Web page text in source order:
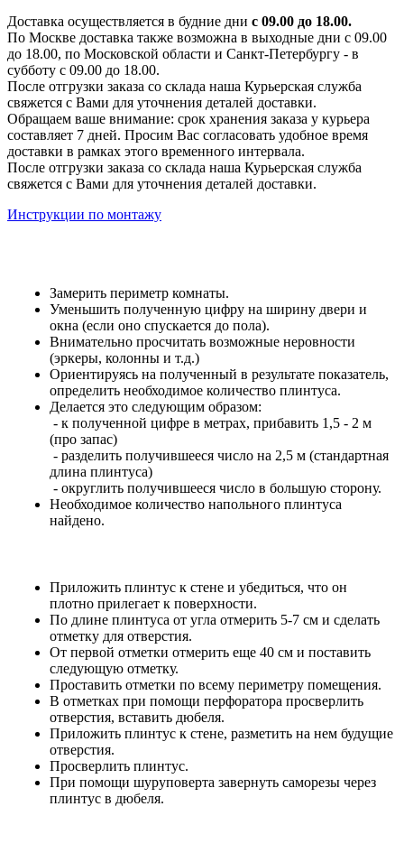
Доставка осуществляется в будние дни с 09.00 до 18.00.
По Москве доставка также возможна в выходные дни с 09.00
до 18.00, по Московской области и Санкт-Петербургу - в
субботу с 09.00 до 18.00.
После отгрузки заказа со склада наша Курьерская служба
свяжется с Вами для уточнения деталей доставки.
Обращаем ваше внимание: срок хранения заказа у курьера
составляет 7 дней. Просим Вас согласовать удобное время
доставки в рамках этого временного интервала.
После отгрузки заказа со склада наша Курьерская служба
свяжется с Вами для уточнения деталей доставки.
Инструкции по монтажу
Замерить периметр комнаты.
Уменьшить полученную цифру на ширину двери и
окна (если оно спускается до пола).
Внимательно просчитать возможные неровности
(эркеры, колонны и т.д.)
Ориентируясь на полученный в результате показатель,
определить необходимое количество плинтуса.
Делается это следующим образом:
- к полученной цифре в метрах, прибавить 1,5 - 2 м
(про запас)
- разделить получившееся число на 2,5 м (стандартная
длина плинтуса)
- округлить получившееся число в большую сторону.
Необходимое количество напольного плинтуса
найдено.
Приложить плинтус к стене и убедиться, что он
плотно прилегает к поверхности.
По длине плинтуса от угла отмерить 5-7 см и сделать
отметку для отверстия.
От первой отметки отмерить еще 40 см и поставить
следующую отметку.
Проставить отметки по всему периметру помещения.
В отметках при помощи перфоратора просверлить
отверстия, вставить дюбеля.
Приложить плинтус к стене, разметить на нем будущие
отверстия.
Просверлить плинтус.
При помощи шуруповерта завернуть саморезы через
плинтус в дюбеля.